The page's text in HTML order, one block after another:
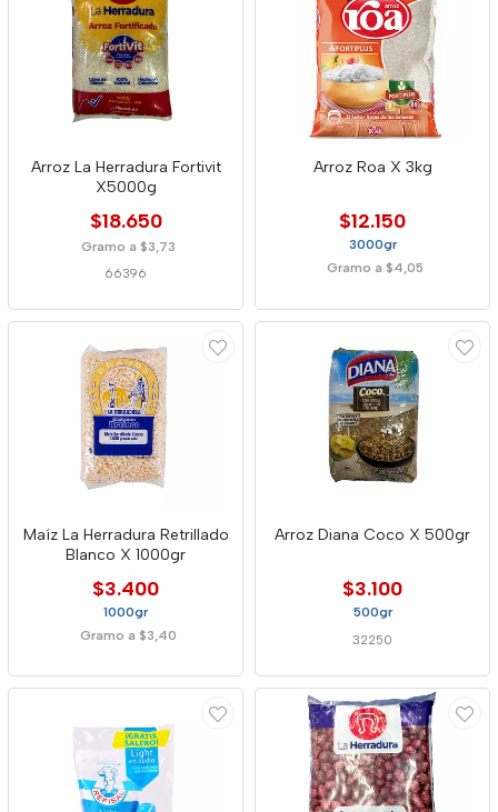
Arroz La Herradura Fortivit
X5000g
$18.650
Gramo a $3,73
66396
Arroz Roa X 3kg
$12.150
3000gr
Gramo a $4,05
Maíz La Herradura Retrillado
Blanco X 1000gr
$3.400
1000gr
Gramo a $3,40
Arroz Diana Coco X 500gr
$3.100
500gr
32250